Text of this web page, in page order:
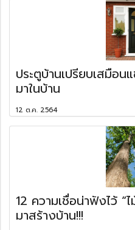
ประตูบ้านเปรียบเสมือน
มาในบ้าน
12 ต.ค. 2564
12 ความเชื่อน่าฟังไว้ “
มาสร้างบ้าน!!!